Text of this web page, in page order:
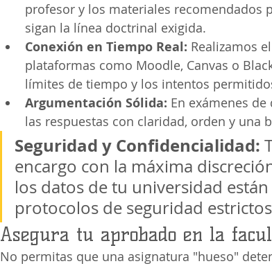
profesor y los materiales recomendados
sigan la línea doctrinal exigida.
Conexión en Tiempo Real: Realizamos
plataformas como Moodle, Canvas o
límites de tiempo y los intentos
Argumentación Sólida: En exámenes
las respuestas con claridad, orden y una
Seguridad y Confidencialidad:
encargo con la máxima
los datos de tu universidad
protocolos de seguridad
Asegura tu aprobado en la
No permitas que una asignatura "hueso"